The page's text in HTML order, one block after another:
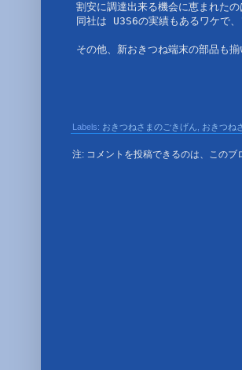
割安に調達出来る機会に恵まれた
同社は U3S6の実績もあるワケで
その他、新おきつね端末の部品も
Labels: おきつねさまのごきげん おきつね
注: コメントを投稿できるのは、このブ